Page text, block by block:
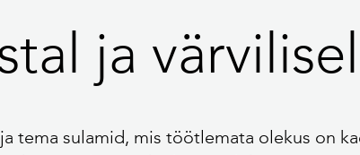
ja
tema sulamid, mis töötlemata olekus on